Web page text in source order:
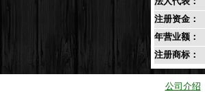
注册资金：
年营业额：
注册商标：
公司介绍